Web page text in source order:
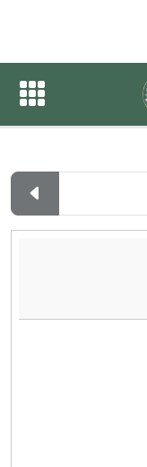
ปฏิทินกิจก
ปฏิทินกิจกรรมข